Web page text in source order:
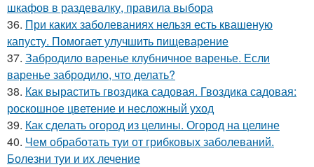
шкафов в раздевалку, правила выбора
36. При каких заболеваниях нельзя есть квашеную
капусту. Помогает улучшить пищеварение
37. Забродило варенье клубничное варенье. Если
варенье забродило, что делать?
38. Как вырастить гвоздика садовая. Гвоздика садовая:
роскошное цветение и несложный уход
39. Как сделать огород из целины. Огород на целине
40. Чем обработать туи от грибковых заболеваний.
Болезни туи и их лечение